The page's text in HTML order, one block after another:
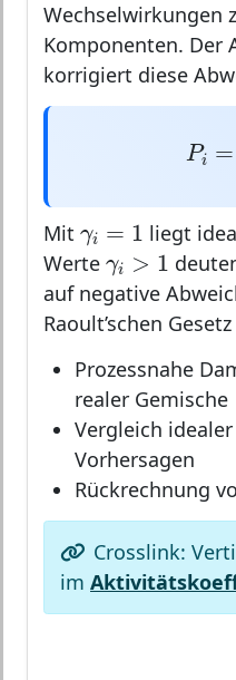
Wechselwirkungen
Komponenten. Der
korrigiert diese
Pi =
P i=
Mit γi = 1
γi =1
liegt
Werte γi > 1
γi >1
auf negative
Raoult’schen
Prozessnahe
realer Gemische
Vergleich
Vorhersagen
Rückrechnung
Crosslink:
im